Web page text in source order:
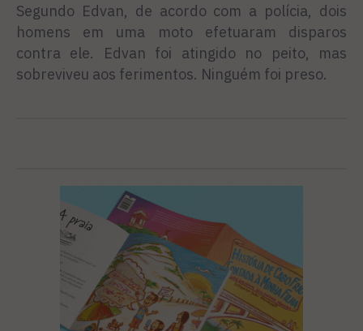
Segundo Edvan, de acordo com a polícia, dois
homens em uma moto efetuaram disparos
contra ele. Edvan foi atingido no peito, mas
sobreviveu aos ferimentos. Ninguém foi preso.